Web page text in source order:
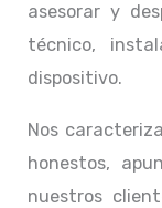
asesorar y
técnico,
dispositivo.
Nos
honestos,
nuestros